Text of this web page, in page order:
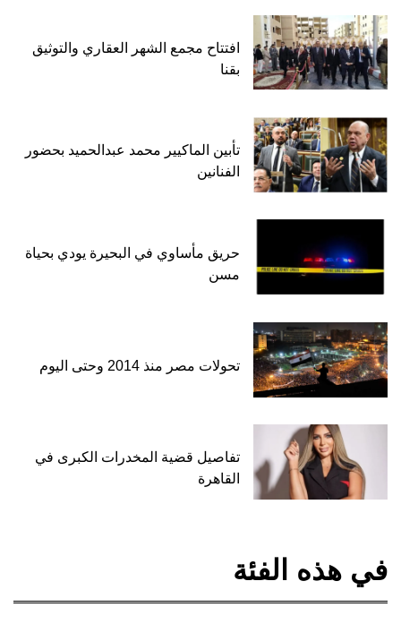
افتتاح مجمع الشهر العقاري والتوثيق
بقنا
تأبين الماكيير محمد عبدالحميد بحضور
الفنانين
حريق مأساوي في البحيرة يودي بحياة
مسن
تحولات مصر منذ 2014 وحتى اليوم
تفاصيل قضية المخدرات الكبرى في
القاهرة
في هذه الفئة